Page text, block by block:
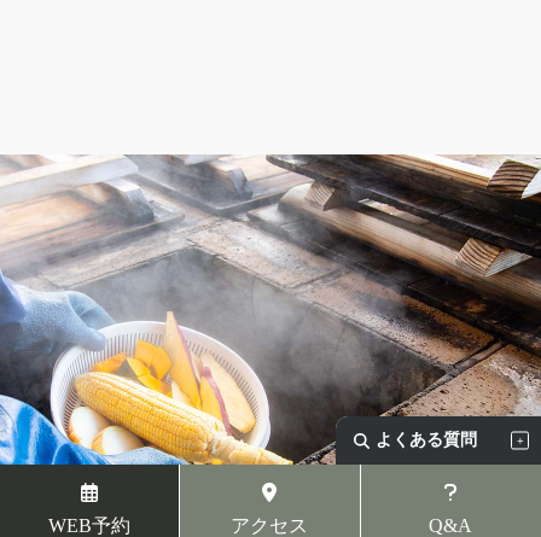
よくある質問
WEB予約 アクセス Q&A